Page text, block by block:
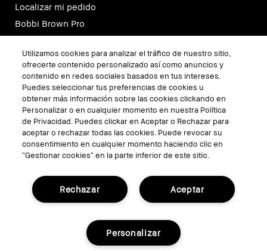
Localizar mi pedido
Bobbi Brown Pro
Consultas Virtuales
SÍGUENOS
TÉRMINOS Y CONDICIONES
Utilizamos cookies para analizar el tráfico de nuestro sitio,
ofrecerte contenido personalizado así como anuncios y
contenido en redes sociales basados en tus intereses.
Puedes seleccionar tus preferencias de cookies u
obtener más información sobre las cookies clickando en
Personalizar o en cualquier momento en nuestra Política
de Privacidad. Puedes clickar en Aceptar o Rechazar para
aceptar o rechazar todas las cookies. Puede revocar su
consentimiento en cualquier momento haciendo clic en
“Gestionar cookies” en la parte inferior de este sitio.
Aceptar
Rechazar
Personalizar